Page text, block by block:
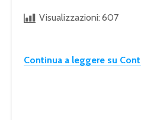
Visualizzazioni: 607
Continua a leggere su